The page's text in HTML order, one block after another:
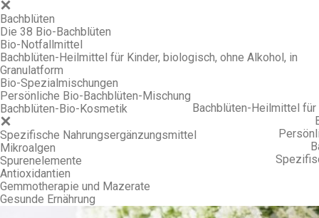
Bachblüten
Die 38 Bio-Bachblüten
Bio-Notfallmittel
Bachblüten-Heilmittel für Kinder, biologisch, ohne Alkohol, in
Granulatform
Bio-Spezialmischungen
Persönliche Bio-Bachblüten-Mischung
Bachblüten-Bio-Kosmetik
Spezifische Nahrungsergänzungsmittel
Mikroalgen
Spurenelemente
Antioxidantien
Gemmotherapie und Mazerate
Gesunde Ernährung
Bachblüten-Heilmittel für